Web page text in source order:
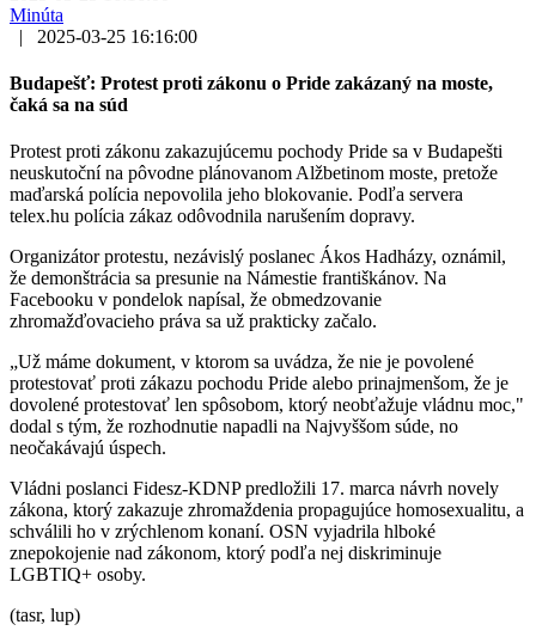
Minúta
|
2025-03-25 16:16:00
Budapešť: Protest proti zákonu o Pride zakázaný na moste,
čaká sa na súd
Protest proti zákonu zakazujúcemu pochody Pride sa v Budapešti
neuskutoční na pôvodne plánovanom Alžbetinom moste, pretože
maďarská polícia nepovolila jeho blokovanie. Podľa servera
telex.hu polícia zákaz odôvodnila narušením dopravy.
Organizátor protestu, nezávislý poslanec Ákos Hadházy, oznámil,
že demonštrácia sa presunie na Námestie františkánov. Na
Facebooku v pondelok napísal, že obmedzovanie
zhromažďovacieho práva sa už prakticky začalo.
„Už máme dokument, v ktorom sa uvádza, že nie je povolené
protestovať proti zákazu pochodu Pride alebo prinajmenšom, že je
dovolené protestovať len spôsobom, ktorý neobťažuje vládnu moc,"
dodal s tým, že rozhodnutie napadli na Najvyššom súde, no
neočakávajú úspech.
Vládni poslanci Fidesz-KDNP predložili 17. marca návrh novely
zákona, ktorý zakazuje zhromaždenia propagujúce homosexualitu, a
schválili ho v zrýchlenom konaní. OSN vyjadrila hlboké
znepokojenie nad zákonom, ktorý podľa nej diskriminuje
LGBTIQ+ osoby.
(tasr, lup)